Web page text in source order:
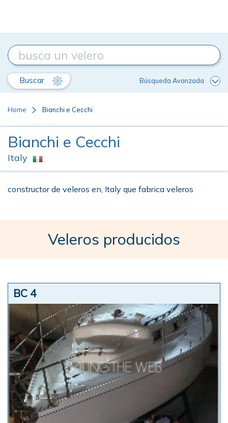
Buscar Búsqueda Avanzada
Home Bianchi e Cecchi
Bianchi e Cecchi
Italy
constructor de veleros en, Italy que fabrica veleros
Veleros producidos
BC 4